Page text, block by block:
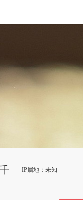
IP属地：未知